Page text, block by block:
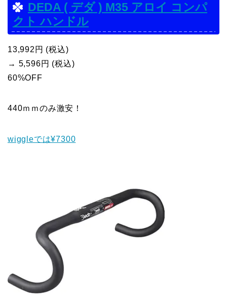
DEDA ( デダ ) M35 アロイ コンパ
クト ハンドル
13,992円 (税込)
→ 5,596円 (税込)
60%OFF
440ｍｍのみ激安！
wiggleでは¥7300